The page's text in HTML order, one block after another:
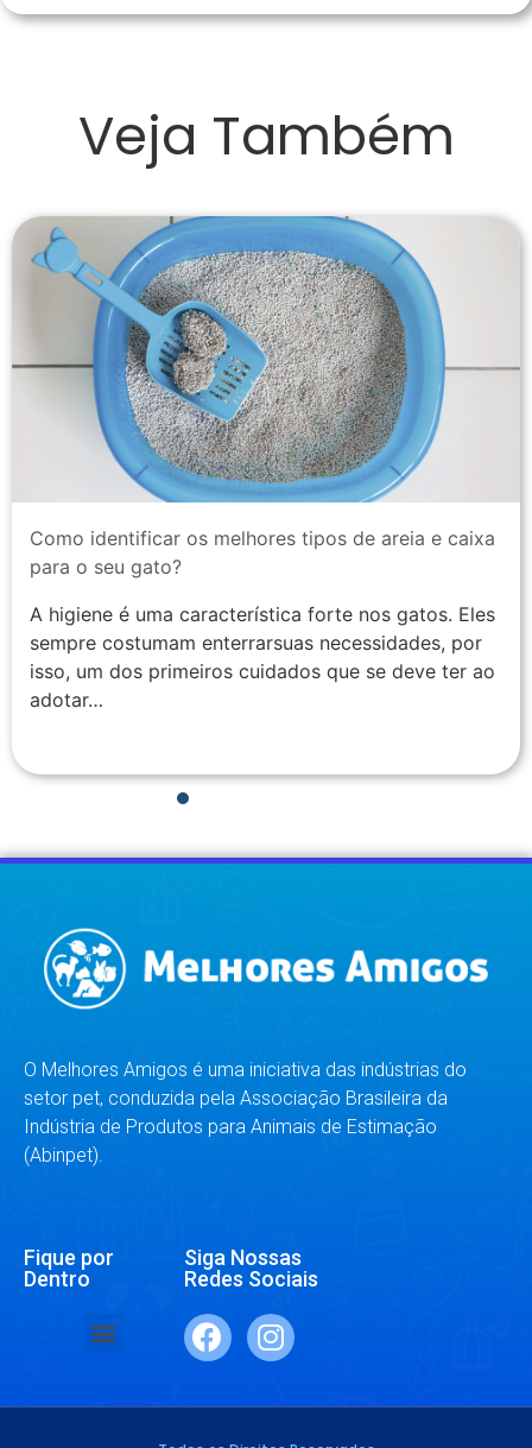
Veja Também
Como identificar os melhores tipos de areia e caixa
para o seu gato?
A higiene é uma característica forte nos gatos. Eles
sempre costumam enterrarsuas necessidades, por
isso, um dos primeiros cuidados que se deve ter ao
adotar…
O Melhores Amigos é uma iniciativa das indústrias do
setor pet, conduzida pela Associação Brasileira da
Indústria de Produtos para Animais de Estimação
(Abinpet).
Fique por
Dentro
Siga Nossas
Redes Sociais